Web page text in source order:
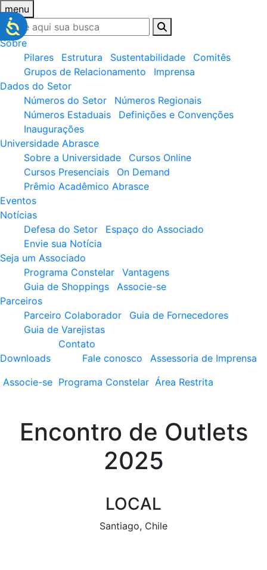
menu
Sobre
Pilares
Estrutura Sustentabilidade
Comitês
Grupos de Relacionamento
Imprensa
Dados do Setor
Números do Setor
Números Regionais
Números Estaduais
Definições e Convenções
Inaugurações
Universidade Abrasce
Sobre a Universidade
Cursos Online
Cursos Presenciais
On Demand
Prêmio Acadêmico Abrasce
Eventos
Notícias
Defesa do Setor
Espaço do Associado
Envie sua Notícia
Seja um Associado
Programa Constelar
Vantagens
Guia de Shoppings
Associe-se
Parceiros
Parceiro Colaborador
Guia de Fornecedores
Guia de Varejistas
Downloads
Contato
Fale conosco
Assessoria de Imprensa
Associe-se Programa Constelar Área Restrita
Encontro de Outlets
2025
LOCAL
Santiago, Chile